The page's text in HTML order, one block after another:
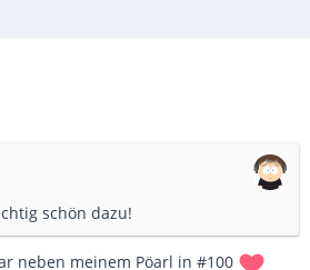
schön dazu!
neben meinem Pöarl in #100